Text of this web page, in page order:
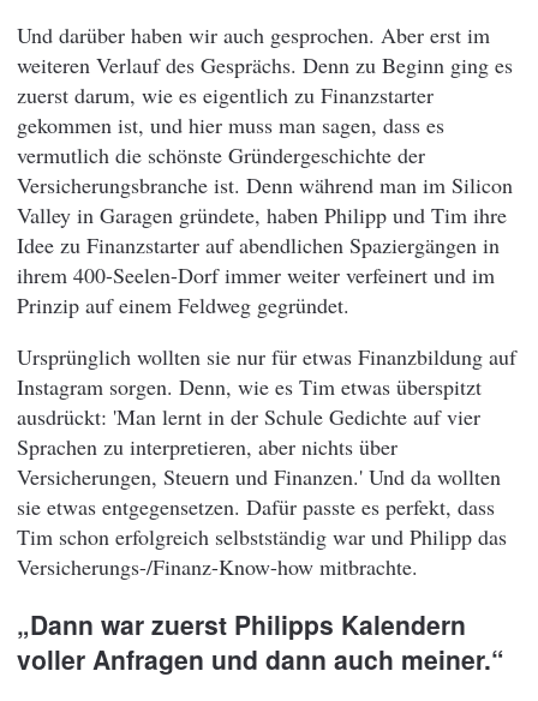
Und darüber haben wir auch gesprochen. Aber erst im
weiteren Verlauf des Gesprächs. Denn zu Beginn ging es
zuerst darum, wie es eigentlich zu Finanzstarter
gekommen ist, und hier muss man sagen, dass es
vermutlich die schönste Gründergeschichte der
Versicherungsbranche ist. Denn während man im Silicon
Valley in Garagen gründete, haben Philipp und Tim ihre
Idee zu Finanzstarter auf abendlichen Spaziergängen in
ihrem 400-Seelen-Dorf immer weiter verfeinert und im
Prinzip auf einem Feldweg gegründet.
Ursprünglich wollten sie nur für etwas Finanzbildung auf
Instagram sorgen. Denn, wie es Tim etwas überspitzt
ausdrückt: 'Man lernt in der Schule Gedichte auf vier
Sprachen zu interpretieren, aber nichts über
Versicherungen, Steuern und Finanzen.' Und da wollten
sie etwas entgegensetzen. Dafür passte es perfekt, dass
Tim schon erfolgreich selbstständig war und Philipp das
Versicherungs-/Finanz-Know-how mitbrachte.
„Dann war zuerst Philipps Kalendern
voller Anfragen und dann auch meiner.“